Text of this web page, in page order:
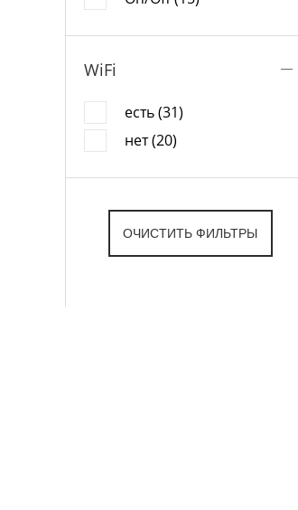
WiFi
есть (31)
нет (20)